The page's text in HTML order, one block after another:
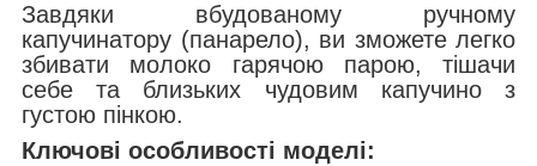
Завдяки вбудованому ручному
капучинатору (панарело), ви зможете легко
збивати молоко гарячою парою, тішачи
себе та близьких чудовим капучино з
густою пінкою.
Ключові особливості моделі: